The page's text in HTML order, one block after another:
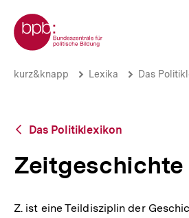
zum
Seiteninhalt
springen
Zur Startseite der bpb
Zeitgeschichte
Brotkrümelnavigation
Pfadnavigation
kurz&knapp Lexika Das
Zurück
Übersicht
Das Politiklexikon
Zeitgeschichte
Z. ist eine Teildisziplin der